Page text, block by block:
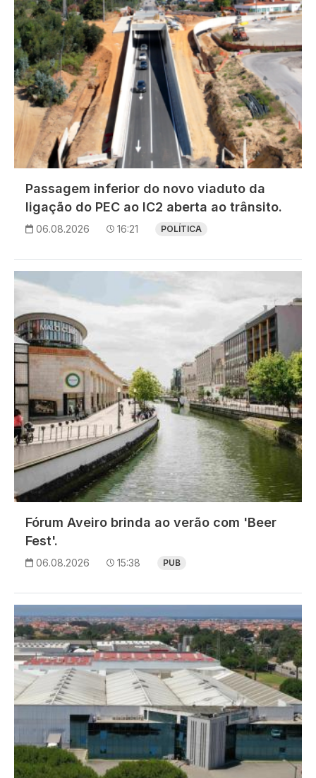
Passagem inferior do novo viaduto da
ligação do PEC ao IC2 aberta ao trânsito.
06.08.2026 16:21 POLÍTICA
Imagem
Fórum Aveiro brinda ao verão com 'Beer
Fest'.
06.08.2026 15:38 PUB
Imagem